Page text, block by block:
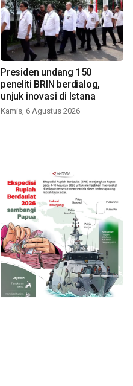
Presiden undang 150
peneliti BRIN berdialog,
unjuk inovasi di Istana
Kamis, 6 Agustus 2026